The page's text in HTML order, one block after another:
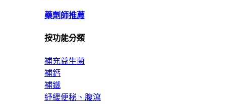
藥劑師推薦
按功能分類
補充益生菌
補鈣
補鐵
紓緩便秘、腹瀉